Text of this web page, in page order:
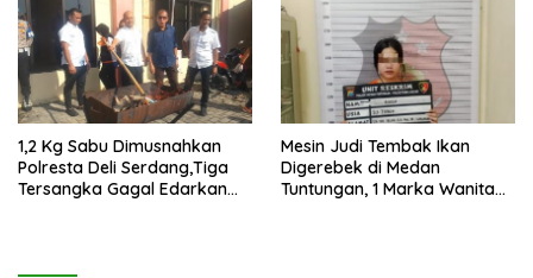
1,2 Kg Sabu Dimusnahkan
Polresta Deli Serdang,Tiga
Tersangka Gagal Edarkan
Mesin Judi Tembak Ikan
Digerebek di Medan
Tuntungan, 1 Marka Wanita